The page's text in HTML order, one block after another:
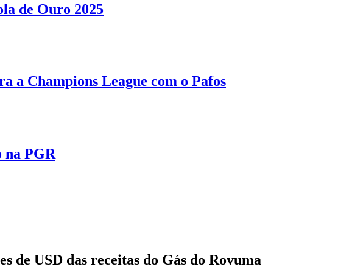
de Ouro 2025
a Champions League com o Pafos
na PGR
de USD das receitas do Gás do Rovuma